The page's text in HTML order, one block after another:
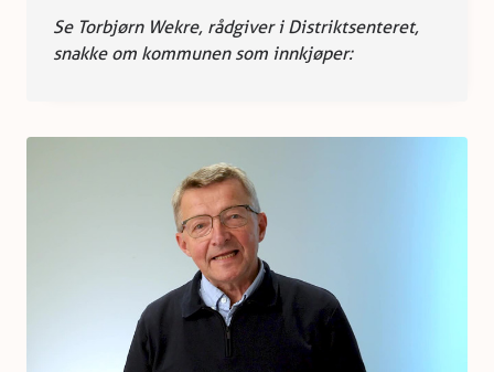
Se Torbjørn Wekre, rådgiver i Distriktsenteret,
snakke om kommunen som innkjøper: